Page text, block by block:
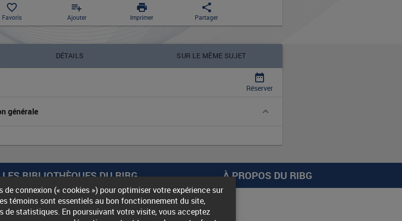
favorite_border
Favoris
playlist_add
Ajouter
print
Imprimer
share
Partager
DÉTAILS SUR LE MÊME SUJET
date_range
Réserver
générale
LES BIBLIOTHÈQUES DU RIBG À PROPOS DU RIBG
Nous joindre Accessibilité
de connexion (« cookies ») pour optimiser votre expérience sur
témoins sont essentiels au bon fonctionnement du site,
de statistiques. En poursuivant votre visite, vous acceptez